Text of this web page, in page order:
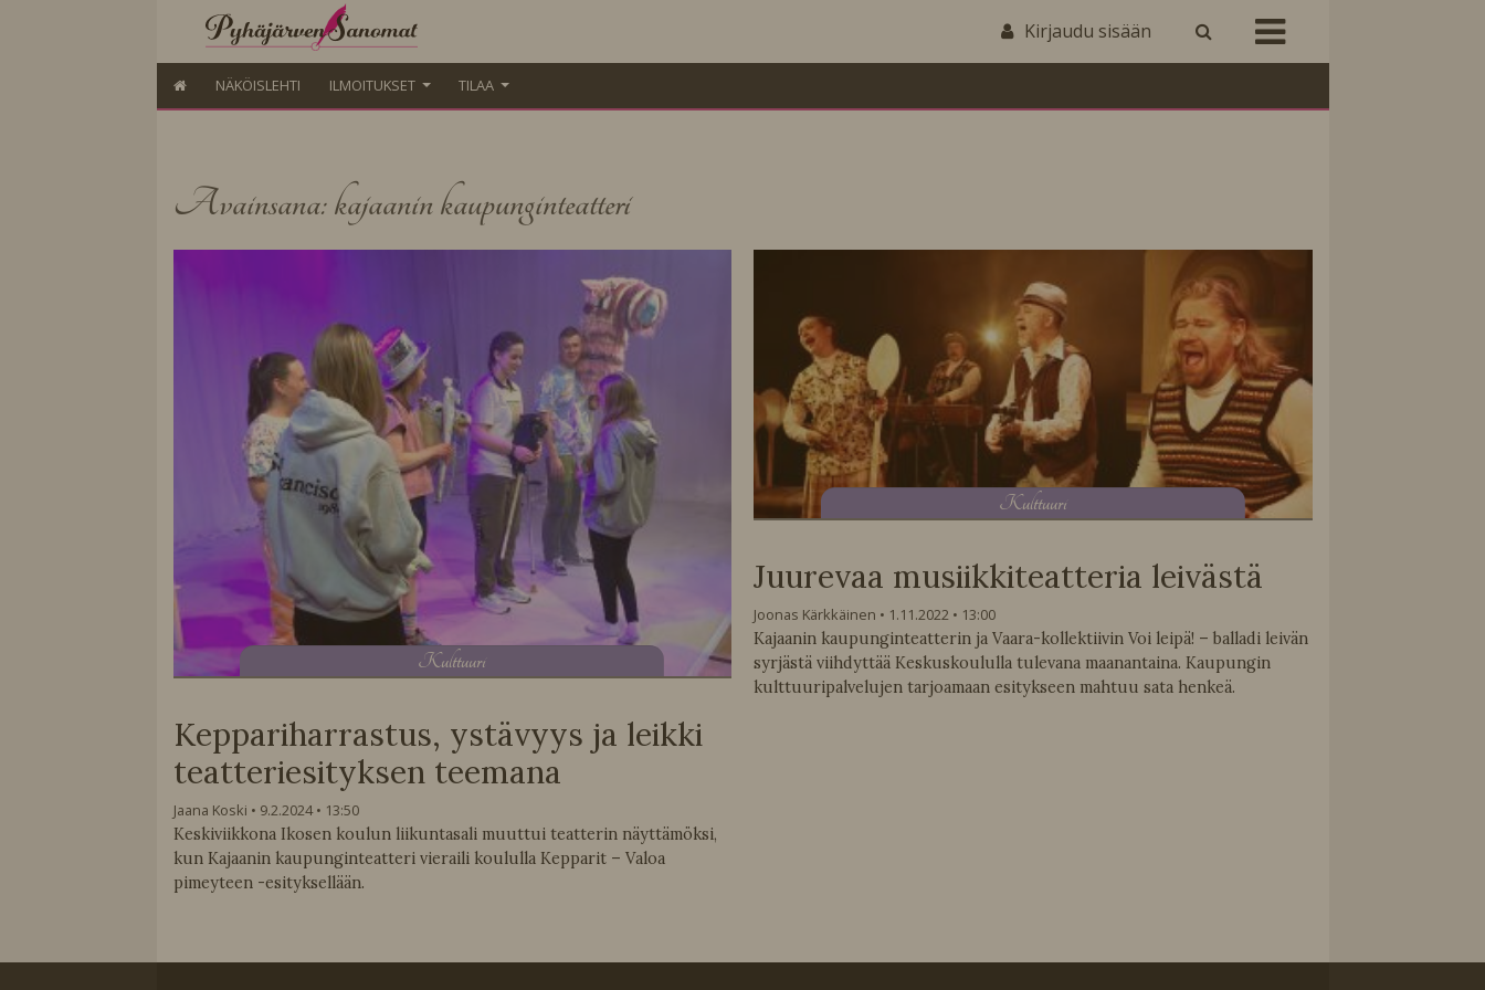
Kirjaudu sisään
NÄKÖISLEHTI ILMOITUKSET TILAA
Avainsana: kajaanin kaupunginteatteri
Kulttuuri
Keppariharrastus, ystävyys ja leikki
teatteriesityksen teemana
Jaana Koski 9.2.2024
13:50
Keskiviikkona Ikosen koulun liikuntasali muuttui teatterin näyttämöksi,
kun Kajaanin kaupunginteatteri vieraili koululla Kepparit – Valoa
pimeyteen -esityksellään.
Kulttuuri
Juurevaa musiikkiteatteria leivästä
Joonas Kärkkäinen 1.11.2022
13:00
Kajaanin kaupunginteatterin ja Vaara-kollektiivin Voi leipä! – balladi leivän
syrjästä viihdyttää Keskuskoululla tulevana maanantaina. Kaupungin
kulttuuripalvelujen tarjoamaan esitykseen mahtuu sata henkeä.